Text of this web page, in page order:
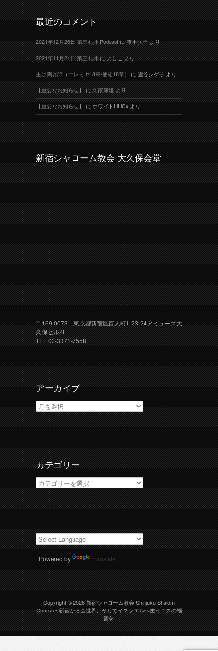
最近のコメント
2021年12月26日 第三礼拝 Podcastに藤本弘子より
2021年11月21日 第三礼拝によしこより
主は陶器師（エレミヤ18章/使徒18章）に鷺谷シゲ子より
【重要なお知らせ】に久家康雄より
【重要なお知らせ】にホワイトLiLiCoより
新宿シャローム教会 大久保会堂
〒169-0073 東京都新宿区百人町1-23-24アミューズ大
久保ビル2F
TEL 03-3371-7558
アーカイブ
ア
ー
カ
イ
ブ
カテゴリー
カ
テ
ゴ
リ
ー
Powered by Translate
Copyright © 2026新宿シャローム教会 Shinjuku Shalom
Church- 新宿から全世界、そしてイスラエルへ主イエスの福
音を.